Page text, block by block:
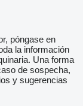
póngase en
la información
Una forma
de sospecha,
y sugerencias